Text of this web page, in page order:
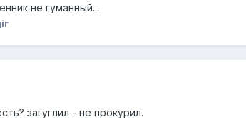
не гуманный...
загуглил - не прокурил.